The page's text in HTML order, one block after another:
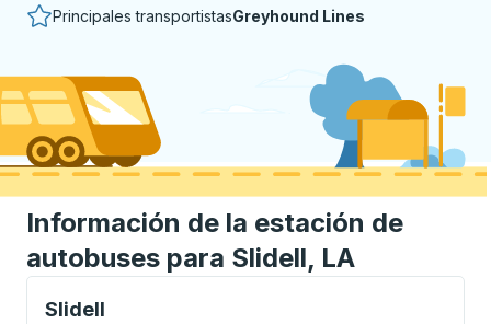
Principales transportistasGreyhound Lines
Información de la estación de
autobuses para Slidell, LA
Slidell
Curbside Stop, utilice las teclas de flecha o la tecla